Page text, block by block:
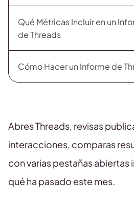
Qué Métricas Incluir en un
de Threads
Cómo Hacer un Informe de
Abres Threads, revisas
interacciones, comparas
con varias pestañas
qué ha pasado este mes.